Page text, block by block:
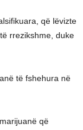
që lëvizte
rrezikshme, duke
të fshehura në
që